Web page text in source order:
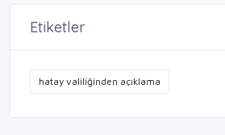
Etiketler
hatay valiliğinden açıklama